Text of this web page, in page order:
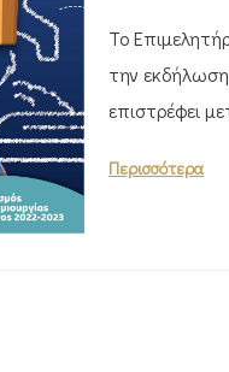
Το
την
επιστρέφει
Περισσότερα